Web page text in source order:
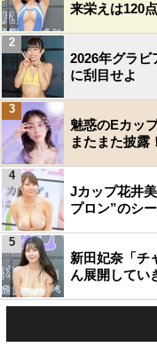
来栄えは120
2026年グラビ
に刮目せよ
2
魅惑のEカッ
またまた披露！
3
Jカップ花井
プロン”のシ
4
新田妃奈「チ
ん展開してい
5